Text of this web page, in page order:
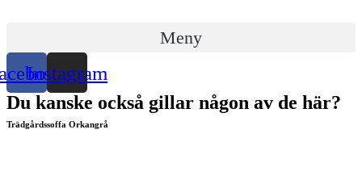
Meny
Instagram
Du kanske också gillar någon av de här?
Trädgårdssoffa Orkangrå